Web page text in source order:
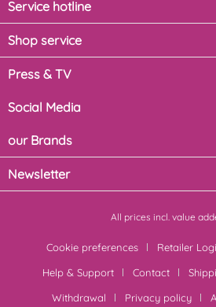
Service hotline
Shop service
Press & TV
Social Media
our Brands
Newsletter
All prices incl. value
Cookie preferences Retailer
Help & Support
Contact
Withdrawal
Privacy policy